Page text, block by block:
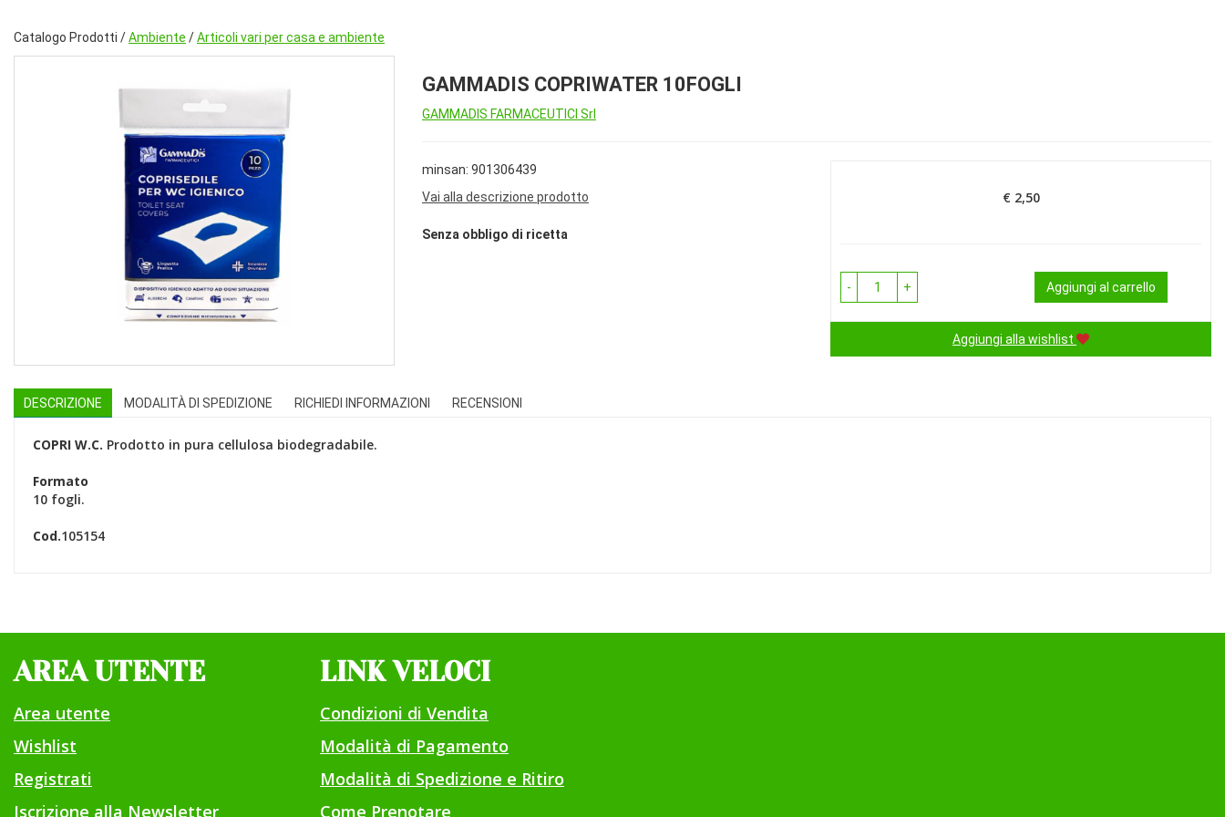
Catalogo Prodotti /Ambiente /Articoli vari per casa e ambiente
GAMMADIS COPRIWATER 10FOGLI
GAMMADIS FARMACEUTICI Srl
minsan: 901306439
Vai alla descrizione prodotto
Senza obbligo di ricetta
Prezzo
€ 2,50
- + Aggiungi al carrello
Aggiungi alla wishlist
DESCRIZIONE MODALITÀ DI SPEDIZIONE RICHIEDI INFORMAZIONI RECENSIONI
COPRI W.C. Prodotto in pura cellulosa biodegradabile.
Formato
10 fogli.
Cod.105154
AREA UTENTE
Area utente
Wishlist
Registrati
Iscrizione alla Newsletter
LINK VELOCI
Condizioni di Vendita
Modalità di Pagamento
Modalità di Spedizione e Ritiro
Come Prenotare